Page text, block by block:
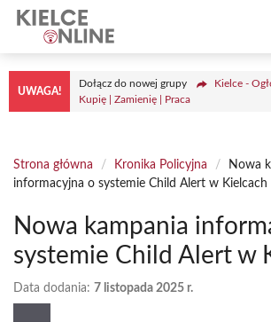
Przejdź
treści
UWAGA!
Dołącz do nowej grupy
Kielce -
Kupię | Zamienię | Praca
Strona główna / Kronika Policyjna /
Nowa
informacyjna o systemie Child Alert w Kielcach
Nowa kampania
systemie Child Alert w
Data dodania: 7 listopada 2025 r.